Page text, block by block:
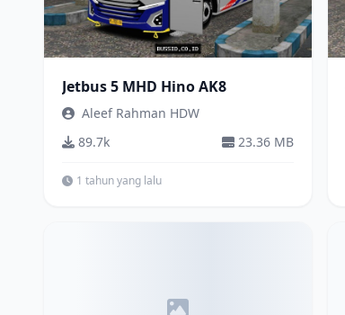
Jetbus 5 MHD Hino AK8
Aleef Rahman HDW
89.7k
23.36 MB
1 tahun yang lalu